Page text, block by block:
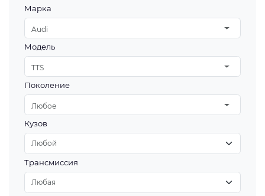
Марка
Audi
Модель
TTS
Поколение
Любое
Кузов
Трансмиссия